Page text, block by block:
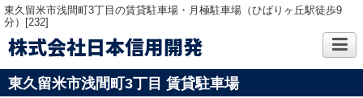
東久留米市浅間町3丁目の賃貸駐車場・月極駐車場（ひばりヶ丘駅徒歩9
分）[232]
株式会社日本信用開発
東久留米市浅間町3丁目 賃貸駐車場